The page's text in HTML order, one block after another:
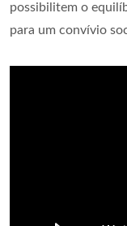
possibilitem o
para um convívio